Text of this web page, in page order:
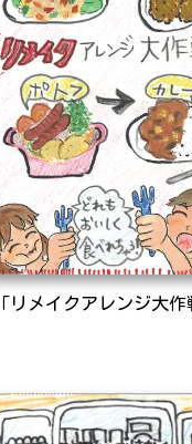
「リメイクアレンジ大作